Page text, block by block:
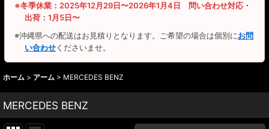
※冬季休業：2025年12月29日〜2026年1月4日 問い合わせ対応・
出荷：1月5日〜
※沖縄県への配送はお見積りとなります。ご希望の場合は個別にお問
い合わせくださいませ。
ホーム > アーム > MERCEDES BENZ
MERCEDES BENZ